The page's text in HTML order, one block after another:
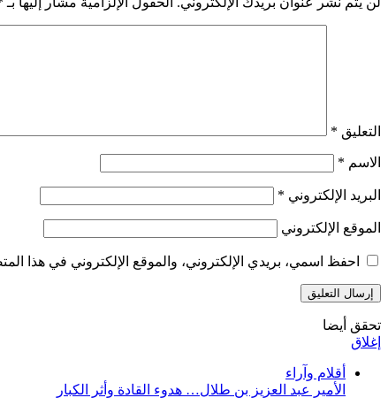
التعليق *
الاسم *
البريد الإلكتروني *
الموقع الإلكتروني
احفظ اسمي، بريدي الإلكتروني، والموقع الإلكتروني في هذا
تحقق أيضا
إغلاق
أقلام وآراء
الأمير عبد العزيز بن طلال… هدوء القادة وأثر الكبار